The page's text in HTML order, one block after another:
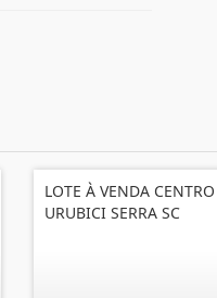
LOTE À VENDA
URUBICI SERRA SC